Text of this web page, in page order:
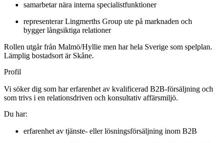
samarbetar nära interna specialistfunktioner
representerar Lingmerths Group ute på marknaden och
bygger långsiktiga relationer
Rollen utgår från Malmö/Hyllie men har hela Sverige som spelplan.
Lämplig bostadsort är Skåne.
Profil
Vi söker dig som har erfarenhet av kvalificerad B2B-försäljning och
som trivs i en relationsdriven och konsultativ affärsmiljö.
Du har:
erfarenhet av tjänste- eller lösningsförsäljning inom B2B